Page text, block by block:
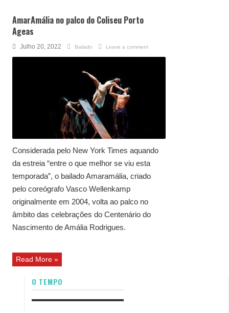
AmarAmália no palco do Coliseu Porto
Ageas
Julho 20, 2022 Bailado Leave a comment
Considerada pelo New York Times aquando
da estreia “entre o que melhor se viu esta
temporada”, o bailado Amaramália, criado
pelo coreógrafo Vasco Wellenkamp
originalmente em 2004, volta ao palco no
âmbito das celebrações do Centenário do
Nascimento de Amália Rodrigues.
Read More »
O TEMPO